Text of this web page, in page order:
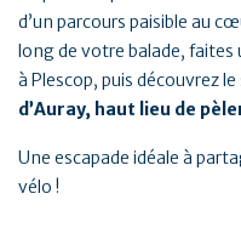
d’un parcours paisible au
long de votre balade, faites
à Plescop, puis découvrez
d’Auray, haut lieu de
Une escapade idéale à
vélo !